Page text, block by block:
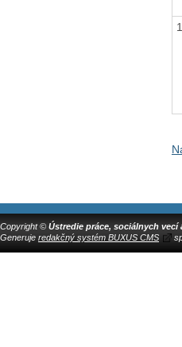
Copyright © Ústredie práce, sociálnych vecí
Generuje redakčný systém BUXUS CMS